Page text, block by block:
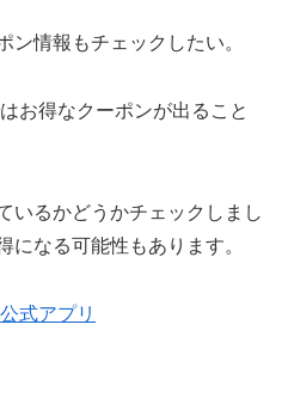
ン情報もチェックしたい。
お得なクーポンが出ること
いるかどうかチェックしまし
になる可能性もあります。
式アプリ